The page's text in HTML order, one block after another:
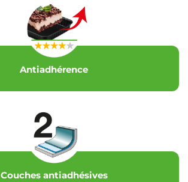
Antiadhérence
Couches antiadhésives